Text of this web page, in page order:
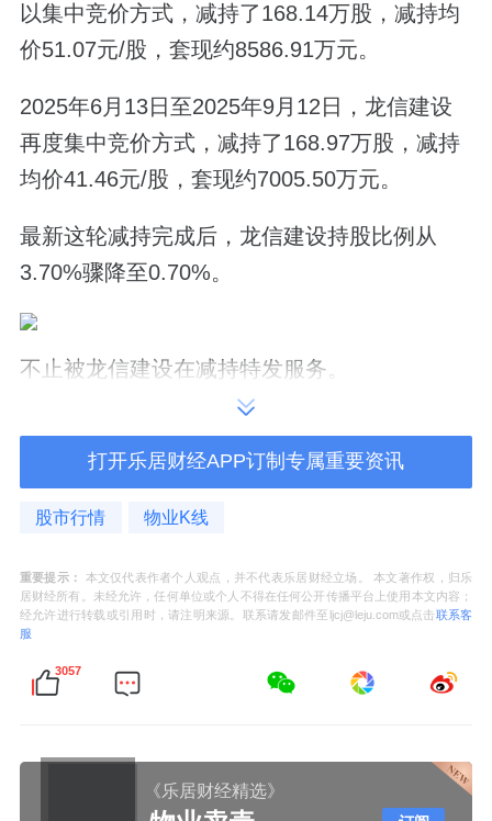
以集中竞价方式，减持了168.14万股，减持均
价51.07元/股，套现约8586.91万元。
2025年6月13日至2025年9月12日，龙信建设
再度集中竞价方式，减持了168.97万股，减持
均价41.46元/股，套现约7005.50万元。
最新这轮减持完成后，龙信建设持股比例从
3.70%骤降至0.70%。
不止被龙信建设在减持特发服务。
2025年5月、9月、10月四次预披露股东减持计
在2025年内三次减持共676万股，套现约2.907
亿元，持股比例从10.75%降至6.75%。
今年1月22日，特发服务再次发布一份关于银
价及大宗交易方式减持不超过507万股股份。
股东的密集减持直接反映在了股价上。
打开乐居财经APP订制专属重要资讯
股市行情 物业K线
重要提示：
本文仅代表作者个人观点，并不代表乐居财经立场。 本文著作权，归乐
居财经所有。未经允许，任何单位或个人不得在任何公开传播平台上使用本文内容；
经允许进行转载或引用时，请注明来源。联系请发邮件至ljcj@leju.com或点击联系客
服
3057
《乐居财经精选》